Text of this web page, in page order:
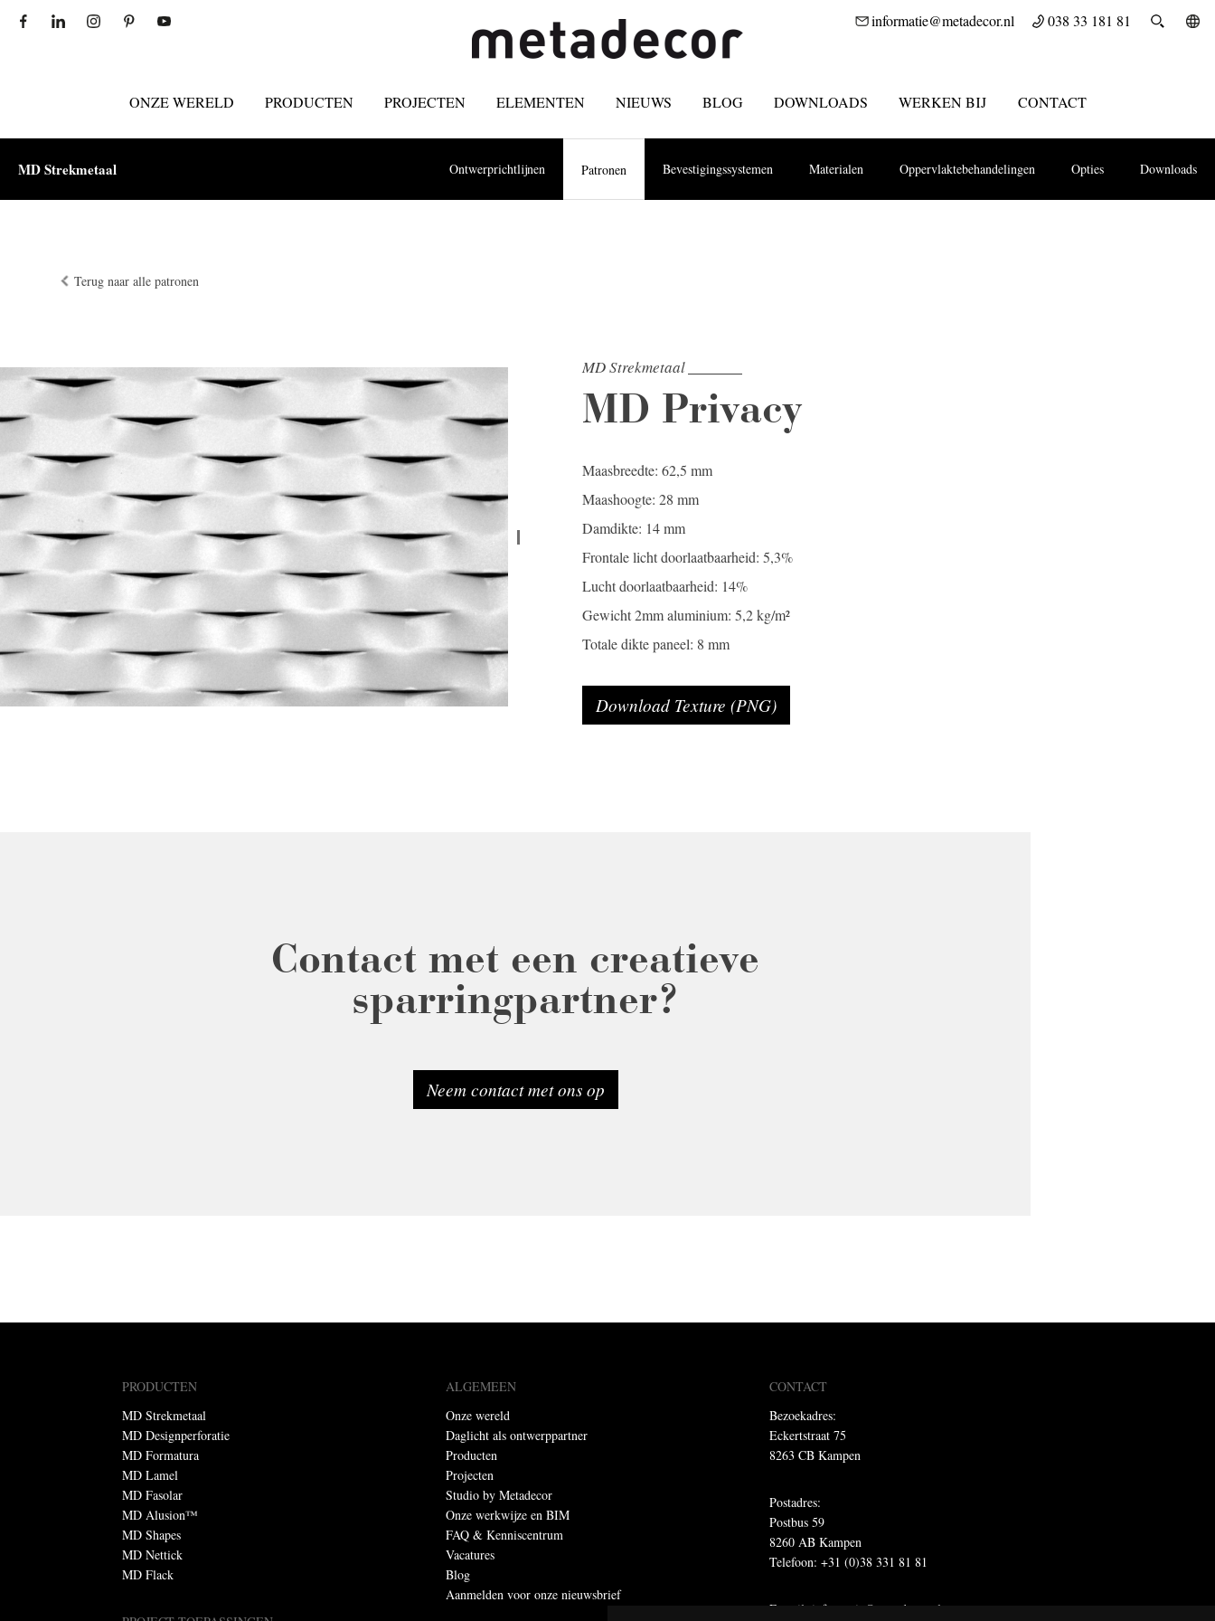
informatie@metadecor.nl 038 33 181 81
ONZE WERELD PRODUCTEN PROJECTEN ELEMENTEN NIEUWS BLOG DOWNLOADS WERKEN BIJ CONTACT
MD Strekmetaal Ontwerprichtlijnen Patronen Bevestigingssystemen Materialen Oppervlaktebehandelingen Opties Downloads
Terug naar alle patronen
MD Strekmetaal
MD Privacy
Maasbreedte: 62,5 mm
Maashoogte: 28 mm
Damdikte: 14 mm
Frontale licht doorlaatbaarheid: 5,3%
Lucht doorlaatbaarheid: 14%
Gewicht 2mm aluminium: 5,2 kg/m²
Totale dikte paneel: 8 mm
Download Texture (PNG)
Contact met een creatieve
sparringpartner?
Neem contact met ons op
PRODUCTEN
MD Strekmetaal
MD Designperforatie
MD Formatura
MD Lamel
MD Fasolar
MD Alusion™
MD Shapes
MD Nettick
MD Flack
ALGEMEEN
Onze wereld
Daglicht als ontwerppartner
Producten
Projecten
Studio by Metadecor
Onze werkwijze en BIM
FAQ & Kenniscentrum
Vacatures
Blog
Aanmelden voor onze nieuwsbrief
CONTACT
Bezoekadres:
Eckertstraat 75
8263 CB Kampen
Postadres:
Postbus 59
8260 AB Kampen
Telefoon: +31 (0)38 331 81 81
E-mail: informatie@metadecor.nl